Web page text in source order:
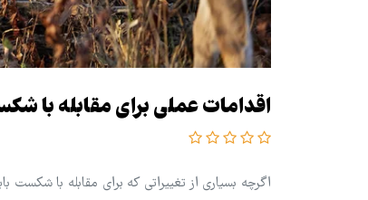
اقدامات عملی برای مقابله با
اگرچه بسیاری از تغییراتی که برای مقابله با